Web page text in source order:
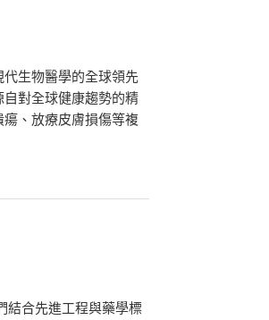
生物醫學的全球領先
對全球健康趨勢的精
、放療皮膚損傷等複
結合先進工程與藥學標